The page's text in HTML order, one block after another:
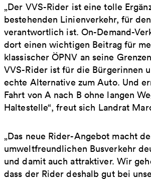
„Der VVS-Rider ist eine tolle
bestehenden Linienverkehr, für
verantwortlich ist. On-Demand-
dort einen wichtigen Beitrag für
klassischer ÖPNV an seine
VVS-Rider ist für die Bürgerinnen
echte Alternative zum Auto. Und
Fahrt von A nach B ohne langen
Haltestelle“, freut sich Landrat
„Das neue Rider-Angebot macht
umweltfreundlichen Busverkehr
und damit auch attraktiver. Wir
dass der Rider deshalb gut bei